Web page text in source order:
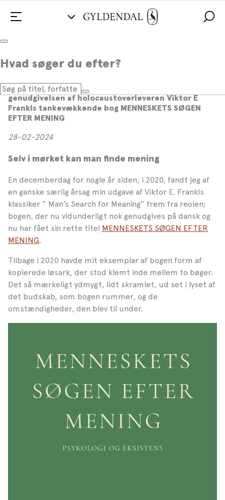
Hvad søger du efter?
»Lev, som om du levede for anden
gang...«
Lea Korsgaard har skrevet forordet til
genudgivelsen af holocaustoverleveren Viktor E
Frankls tankevækkende bog MENNESKETS SØGEN
EFTER MENING
28-02-2024
Selv i mørket kan man finde mening
En decemberdag for nogle år siden, i 2020, fandt jeg af
en ganske særlig årsag min udgave af Viktor E. Frankls
klassiker ” Man’s Search for Meaning” frem fra reolen;
bogen, der nu vidunderligt nok genudgives på dansk og
nu har fået sin rette titel MENNESKETS SØGEN EFTER
MENING.
Tilbage i 2020 havde mit eksemplar af bogen form af
kopierede løsark, der stod klemt inde mellem to bøger.
Det så mærkeligt ydmygt, lidt skramlet, ud set i lyset af
det budskab, som bogen rummer, og de
omstændigheder, den blev til under.